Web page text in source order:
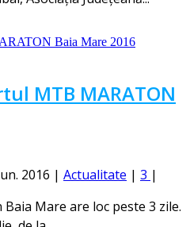
MTB MARATON
2016 | Actualitate | 3 |
Mare are loc peste 3 zile.